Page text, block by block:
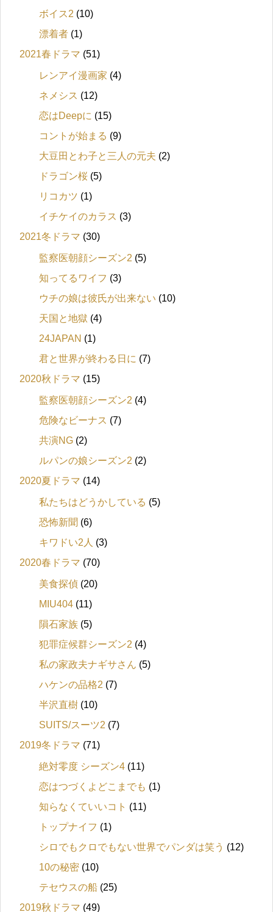
ボイス2 (10)
漂着者 (1)
2021春ドラマ (51)
レンアイ漫画家 (4)
ネメシス (12)
恋はDeepに (15)
コントが始まる (9)
大豆田とわ子と三人の元夫 (2)
ドラゴン桜 (5)
リコカツ (1)
イチケイのカラス (3)
2021冬ドラマ (30)
監察医朝顔シーズン2 (5)
知ってるワイフ (3)
ウチの娘は彼氏が出来ない (10)
天国と地獄 (4)
24JAPAN (1)
君と世界が終わる日に (7)
2020秋ドラマ (15)
監察医朝顔シーズン2 (4)
危険なビーナス (7)
共演NG (2)
ルパンの娘シーズン2 (2)
2020夏ドラマ (14)
私たちはどうかしている (5)
恐怖新聞 (6)
キワドい2人 (3)
2020春ドラマ (70)
美食探偵 (20)
MIU404 (11)
隕石家族 (5)
犯罪症候群シーズン2 (4)
私の家政夫ナギサさん (5)
ハケンの品格2 (7)
半沢直樹 (10)
SUITS/スーツ2 (7)
2019冬ドラマ (71)
絶対零度 シーズン4 (11)
恋はつづくよどこまでも (1)
知らなくていいコト (11)
トップナイフ (1)
シロでもクロでもない世界でパンダは笑う (12)
10の秘密 (10)
テセウスの船 (25)
2019秋ドラマ (49)